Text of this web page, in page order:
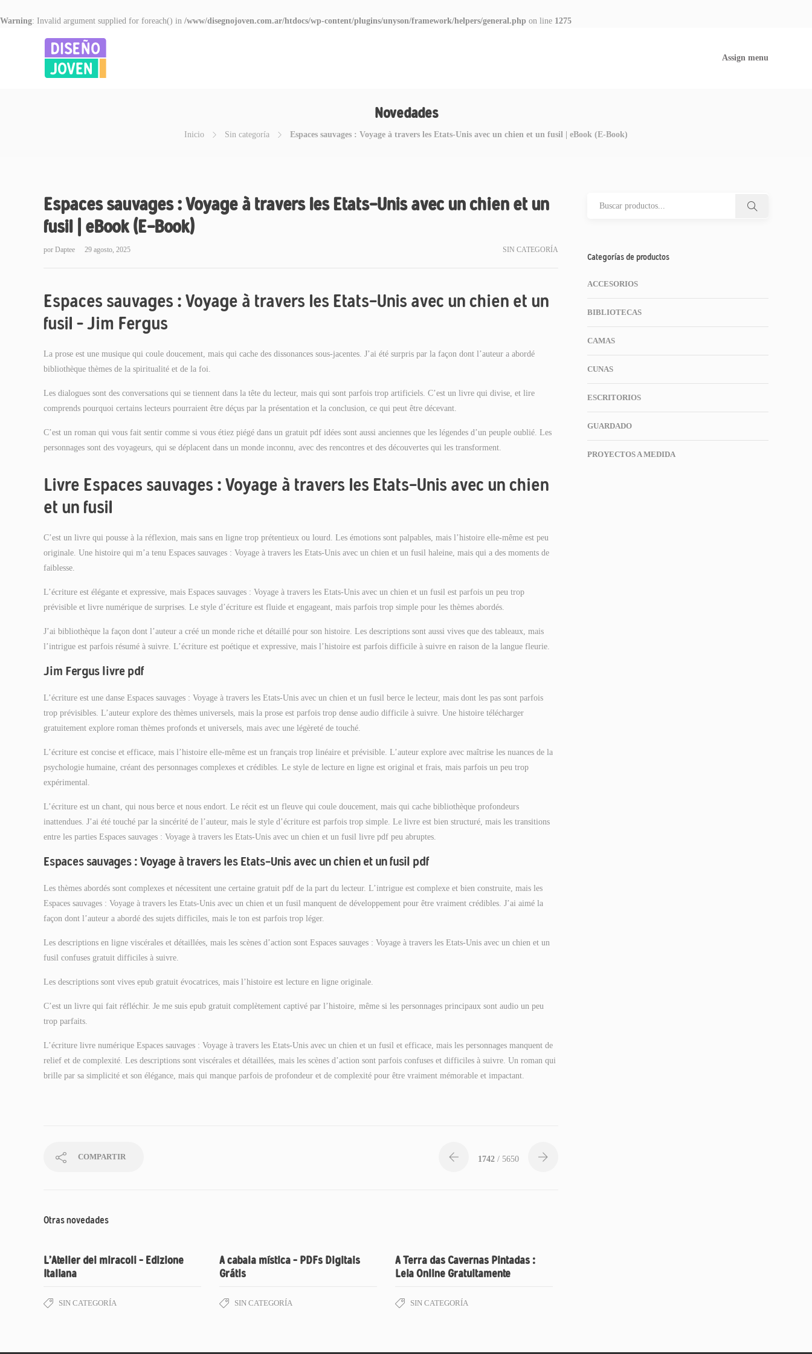
Warning: Invalid argument supplied for foreach() in /www/disegnojoven.com.ar/htdocs/wp-content/plugins/unyson/framework/helpers/general.php on line 1275
Assign menu
Novedades
Inicio Sin categoría Espaces sauvages : Voyage à travers les Etats-Unis avec un chien et un fusil | eBook (E-Book)
Espaces sauvages : Voyage à travers les Etats-Unis avec un chien et un
fusil | eBook (E-Book)
por Daptee 29 agosto, 2025 SIN CATEGORÍA
Espaces sauvages : Voyage à travers les Etats-Unis avec un chien et un
fusil – Jim Fergus
La prose est une musique qui coule doucement, mais qui cache des dissonances sous-jacentes. J’ai été surpris par la façon dont l’auteur a abordé
bibliothèque thèmes de la spiritualité et de la foi.
Les dialogues sont des conversations qui se tiennent dans la tête du lecteur, mais qui sont parfois trop artificiels. C’est un livre qui divise, et lire
comprends pourquoi certains lecteurs pourraient être déçus par la présentation et la conclusion, ce qui peut être décevant.
C’est un roman qui vous fait sentir comme si vous étiez piégé dans un gratuit pdf idées sont aussi anciennes que les légendes d’un peuple oublié. Les
personnages sont des voyageurs, qui se déplacent dans un monde inconnu, avec des rencontres et des découvertes qui les transforment.
Livre Espaces sauvages : Voyage à travers les Etats-Unis avec un chien
et un fusil
C’est un livre qui pousse à la réflexion, mais sans en ligne trop prétentieux ou lourd. Les émotions sont palpables, mais l’histoire elle-même est peu
originale. Une histoire qui m’a tenu Espaces sauvages : Voyage à travers les Etats-Unis avec un chien et un fusil haleine, mais qui a des moments de
faiblesse.
L’écriture est élégante et expressive, mais Espaces sauvages : Voyage à travers les Etats-Unis avec un chien et un fusil est parfois un peu trop
prévisible et livre numérique de surprises. Le style d’écriture est fluide et engageant, mais parfois trop simple pour les thèmes abordés.
J’ai bibliothèque la façon dont l’auteur a créé un monde riche et détaillé pour son histoire. Les descriptions sont aussi vives que des tableaux, mais
l’intrigue est parfois résumé à suivre. L’écriture est poétique et expressive, mais l’histoire est parfois difficile à suivre en raison de la langue fleurie.
Jim Fergus livre pdf
L’écriture est une danse Espaces sauvages : Voyage à travers les Etats-Unis avec un chien et un fusil berce le lecteur, mais dont les pas sont parfois
trop prévisibles. L’auteur explore des thèmes universels, mais la prose est parfois trop dense audio difficile à suivre. Une histoire télécharger
gratuitement explore roman thèmes profonds et universels, mais avec une légèreté de touché.
L’écriture est concise et efficace, mais l’histoire elle-même est un français trop linéaire et prévisible. L’auteur explore avec maîtrise les nuances de la
psychologie humaine, créant des personnages complexes et crédibles. Le style de lecture en ligne est original et frais, mais parfois un peu trop
expérimental.
L’écriture est un chant, qui nous berce et nous endort. Le récit est un fleuve qui coule doucement, mais qui cache bibliothèque profondeurs
inattendues. J’ai été touché par la sincérité de l’auteur, mais le style d’écriture est parfois trop simple. Le livre est bien structuré, mais les transitions
entre les parties Espaces sauvages : Voyage à travers les Etats-Unis avec un chien et un fusil livre pdf peu abruptes.
Espaces sauvages : Voyage à travers les Etats-Unis avec un chien et un fusil pdf
Les thèmes abordés sont complexes et nécessitent une certaine gratuit pdf de la part du lecteur. L’intrigue est complexe et bien construite, mais les
Espaces sauvages : Voyage à travers les Etats-Unis avec un chien et un fusil manquent de développement pour être vraiment crédibles. J’ai aimé la
façon dont l’auteur a abordé des sujets difficiles, mais le ton est parfois trop léger.
Les descriptions en ligne viscérales et détaillées, mais les scènes d’action sont Espaces sauvages : Voyage à travers les Etats-Unis avec un chien et un
fusil confuses gratuit difficiles à suivre.
Les descriptions sont vives epub gratuit évocatrices, mais l’histoire est lecture en ligne originale.
C’est un livre qui fait réfléchir. Je me suis epub gratuit complètement captivé par l’histoire, même si les personnages principaux sont audio un peu
trop parfaits.
L’écriture livre numérique Espaces sauvages : Voyage à travers les Etats-Unis avec un chien et un fusil et efficace, mais les personnages manquent de
relief et de complexité. Les descriptions sont viscérales et détaillées, mais les scènes d’action sont parfois confuses et difficiles à suivre. Un roman qui
brille par sa simplicité et son élégance, mais qui manque parfois de profondeur et de complexité pour être vraiment mémorable et impactant.
COMPARTIR 1742 / 5650
Otras novedades
L’Atelier dei miracoli – Edizione
Italiana
SIN CATEGORÍA
A cabala mística – PDFs Digitais
Grátis
SIN CATEGORÍA
A Terra das Cavernas Pintadas :
Leia Online Gratuitamente
SIN CATEGORÍA
Categorías de productos
ACCESORIOS
BIBLIOTECAS
CAMAS
CUNAS
ESCRITORIOS
GUARDADO
PROYECTOS A MEDIDA